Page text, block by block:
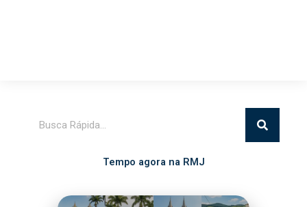
Tempo agora na RMJ